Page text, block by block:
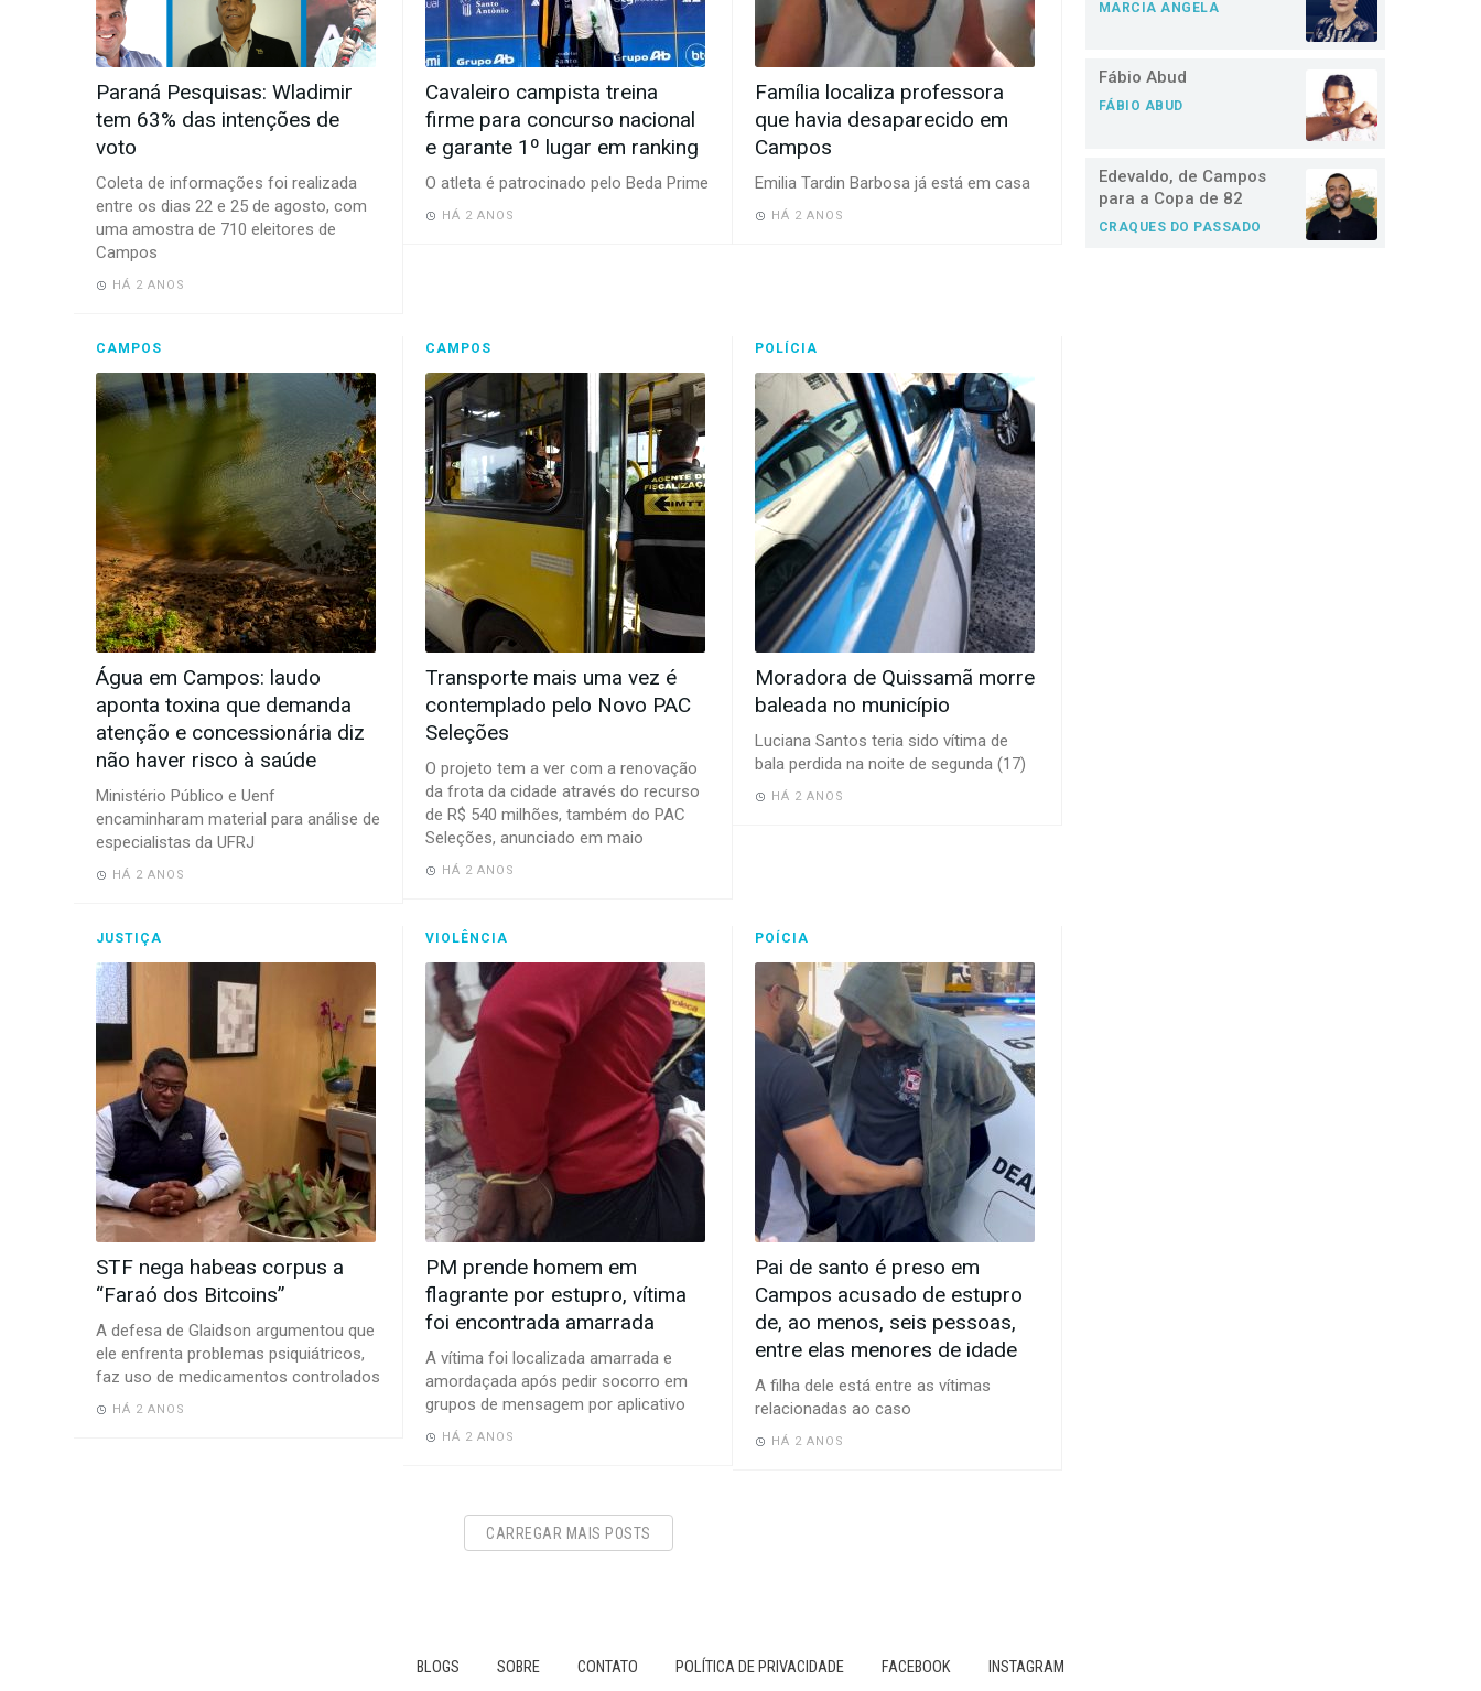
Paraná Pesquisas: Wladimir
tem 63% das intenções de
voto
Coleta de informações foi realizada
entre os dias 22 e 25 de agosto, com
uma amostra de 710 eleitores de
Campos
HÁ 2 ANOS
Cavaleiro campista treina
firme para concurso nacional
e garante 1º lugar em ranking
O atleta é patrocinado pelo Beda Prime
HÁ 2 ANOS
Família localiza professora
que havia desaparecido em
Campos
Emilia Tardin Barbosa já está em casa
HÁ 2 ANOS
CAMPOS
Água em Campos: laudo
aponta toxina que demanda
atenção e concessionária diz
não haver risco à saúde
Ministério Público e Uenf
encaminharam material para análise de
especialistas da UFRJ
HÁ 2 ANOS
CAMPOS
Transporte mais uma vez é
contemplado pelo Novo PAC
Seleções
O projeto tem a ver com a renovação
da frota da cidade através do recurso
de R$ 540 milhões, também do PAC
Seleções, anunciado em maio
HÁ 2 ANOS
POLÍCIA
Moradora de Quissamã morre
baleada no município
Luciana Santos teria sido vítima de
bala perdida na noite de segunda (17)
HÁ 2 ANOS
JUSTIÇA
STF nega habeas corpus a
“Faraó dos Bitcoins”
A defesa de Glaidson argumentou que
ele enfrenta problemas psiquiátricos,
faz uso de medicamentos controlados
HÁ 2 ANOS
VIOLÊNCIA
PM prende homem em
flagrante por estupro, vítima
foi encontrada amarrada
A vítima foi localizada amarrada e
amordaçada após pedir socorro em
grupos de mensagem por aplicativo
HÁ 2 ANOS
POÍCIA
Pai de santo é preso em
Campos acusado de estupro
de, ao menos, seis pessoas,
entre elas menores de idade
A filha dele está entre as vítimas
relacionadas ao caso
HÁ 2 ANOS
CARREGAR MAIS POSTS
MARCIA ANGELA
Fábio Abud
FÁBIO ABUD
Edevaldo, de Campos
para a Copa de 82
CRAQUES DO PASSADO
BLOGS SOBRE CONTATO POLÍTICA DE PRIVACIDADE FACEBOOK INSTAGRAM